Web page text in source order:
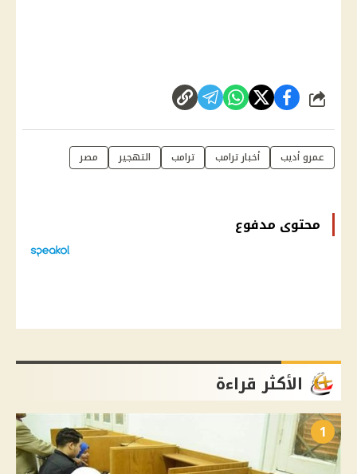
شارك
عمرو أديب أخبار ترامب ترامب التهجير مصر
محتوى مدفوع
الأكثر قراءة
1